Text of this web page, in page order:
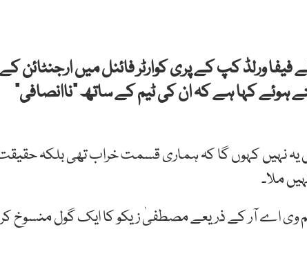
ورلڈ کپ کے پری کوارٹر فائنل میں ارجنٹائن کے
ہوئے کہا ہے کہ ان کی ٹیم کے ساتھ “ناانصافی”
نہیں کہوں گا کہ ہماری قسمت خراب تھی بلکہ
ملا۔
وی اے آر کے ذریعے مصطفیٰ زیکو کا ایک گول منسوخ کر